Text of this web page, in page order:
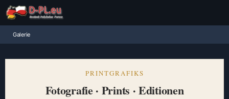
Galerie
PRINTGRAFIKS
Fotografie · Prints · Editionen